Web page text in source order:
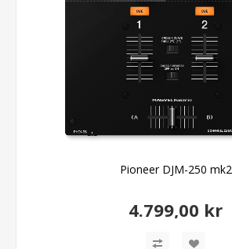
Pioneer DJM-250 mk2
4.799,00 kr